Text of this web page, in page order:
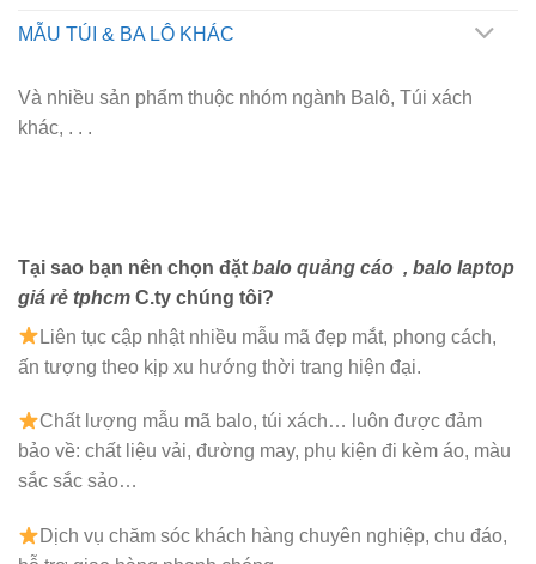
MẪU TÚI & BA LÔ KHÁC
Và nhiều sản phẩm thuộc nhóm ngành Balô, Túi xách
khác, . . .
Tại sao bạn nên chọn đặt balo quảng cáo , balo laptop
giá rẻ tphcm C.ty chúng tôi?
Liên tục cập nhật nhiều mẫu mã đẹp mắt, phong cách,
ấn tượng theo kịp xu hướng thời trang hiện đại.
Chất lượng mẫu mã balo, túi xách…
luôn được đảm
bảo về: chất liệu vải, đường may, phụ kiện đi kèm áo, màu
sắc sắc sảo…
Dịch vụ chăm sóc khách hàng chuyên nghiệp, chu đáo,